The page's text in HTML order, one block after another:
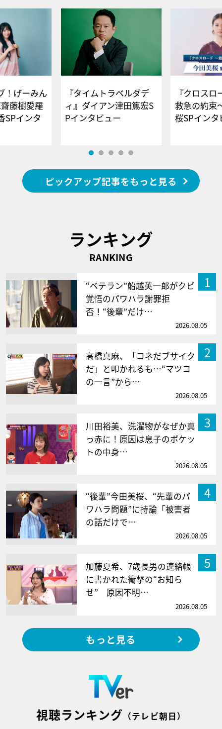
！げーみん
藤樹愛羅
SPインタ
『タイムトラベルダデ
ィ』ダイアン津田篤宏S
Pインタビュー
『クロス
救急の約束
桜SPイ
ピックアップ記事をもっと見る
ランキング
RANKING
1
“ベテラン”船越英一郎がクビ
覚悟のパワハラ謝罪拒
否！“後輩”だけ…
2026.08.05
2
高橋真麻、「コネだブサイク
だ」と叩かれるも…“マツコ
の一言”から…
2026.08.05
3
川田裕美、洗濯物がなぜか真
っ赤に！原因は息子のポケッ
トの中身…
2026.08.05
4
“後輩”今田美桜、“先輩のパ
ワハラ問題”に持論「被害者
の話だけで…
2026.08.05
5
加藤夏希、7歳長男の連絡帳
に書かれた衝撃の“お知ら
せ” 原因不明…
2026.08.05
もっと見る
視聴ランキング （テレビ朝日）